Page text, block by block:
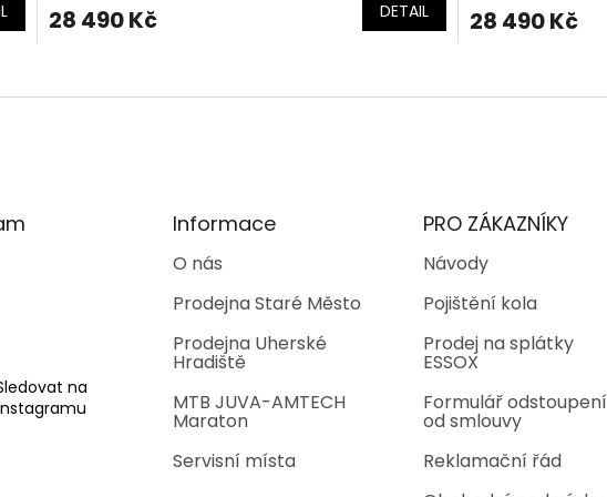
28 490 Kč DETAIL 28 490 Kč
v
í
k
v
p
i
s
u
na
Informace
O nás
Prodejna Staré Město
Prodejna Uherské
Hradiště
MTB JUVA-AMTECH
Maraton
Servisní místa
PRO ZÁKAZNÍKY
Návody
Pojištění kola
Prodej na splátky
ESSOX
Formulář odstoupení
od smlouvy
Reklamační řád